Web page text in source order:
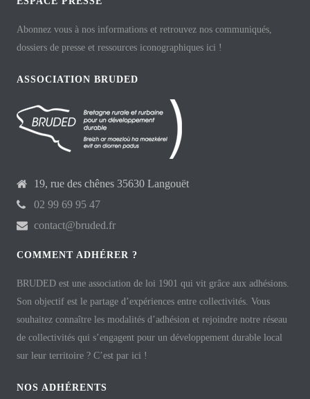
Abonnez vous à nos informations et retrouvez nos communiqués,
dossiers de presse et ressources iconographiques ici !
ASSOCIATION BRUDED
19, rue des chênes 35630 Langouët
02 99 69 95 47
contact@bruded.fr
COMMENT ADHÉRER ?
BRUDED est une association de loi 1901 qui vit grâce aux adhésions.
Son objectif est le partage d’expériences entre collectivités. Vous
souhaitez connaître les modalités d’adhésion et rejoindre notre réseau
de collectivités qui s’engagent pour un développement durable local
sur leur territoire ? C’est par ici !
NOS ADHÉRENTS